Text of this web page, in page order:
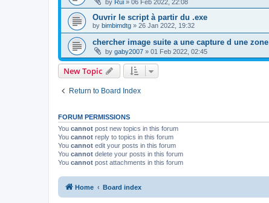
by Rui » 06 Feb 2022, 22:08
Ouvrir le script à partir du .exe
by bimbimdtg » 26 Jan 2022, 19:32
chercher image suite a une capture d une zone
by gaby2007 » 01 Feb 2022, 02:45
New Topic
Return to Board Index
FORUM PERMISSIONS
You cannot post new topics in this forum
You cannot reply to topics in this forum
You cannot edit your posts in this forum
You cannot delete your posts in this forum
You cannot post attachments in this forum
Home Board index